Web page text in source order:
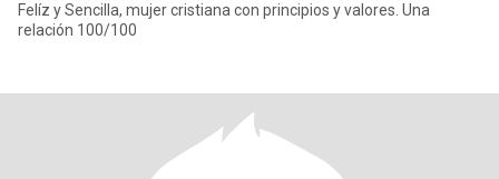
Felíz y Sencilla, mujer cristiana con principios y valores. Una
relación 100/100